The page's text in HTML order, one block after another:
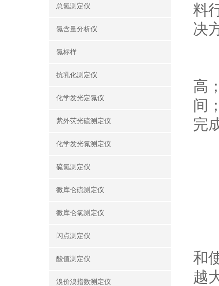
总氮测定仪
氮含量分析仪
氮标样
抗乳化测定仪
化学发光定氮仪
紫外荧光硫测定仪
化学发光氮测定仪
硫氮测定仪
微库仑硫测定仪
微库仑氯测定仪
闪点测定仪
酸值测定仪
溴价溴指数测定仪
料
决
高
间
完
和
越